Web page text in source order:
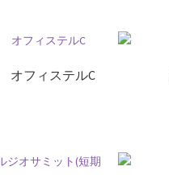
オフィステルC